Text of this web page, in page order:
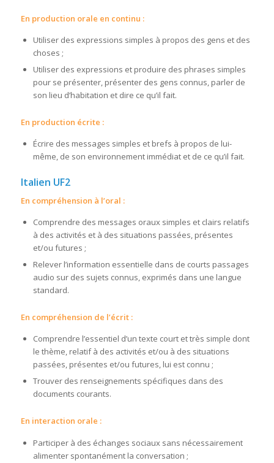
En production orale en continu :
Utiliser des expressions simples à propos des gens et des
choses ;
Utiliser des expressions et produire des phrases simples
pour se présenter, présenter des gens connus, parler de
son lieu d’habitation et dire ce qu’il fait.
En production écrite :
Écrire des messages simples et brefs à propos de lui-
même, de son environnement immédiat et de ce qu’il fait.
Italien UF2
En compréhension à l’oral :
Comprendre des messages oraux simples et clairs relatifs
à des activités et à des situations passées, présentes
et/ou futures ;
Relever l’information essentielle dans de courts passages
audio sur des sujets connus, exprimés dans une langue
standard.
En compréhension de l’écrit :
Comprendre l’essentiel d’un texte court et très simple dont
le thème, relatif à des activités et/ou à des situations
passées, présentes et/ou futures, lui est connu ;
Trouver des renseignements spécifiques dans des
documents courants.
En interaction orale :
Participer à des échanges sociaux sans nécessairement
alimenter spontanément la conversation ;